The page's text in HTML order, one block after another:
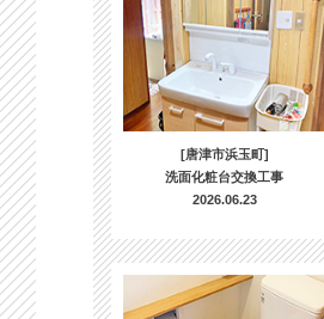
[唐津市浜玉町]
洗面化粧台交換工事
2026.06.23